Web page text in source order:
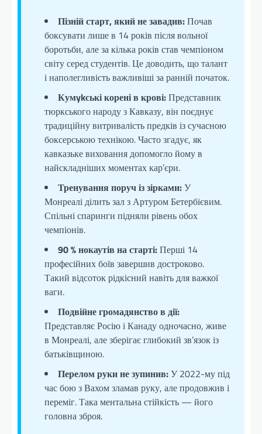
Пізній старт, який не завадив:Почав
боксувати лише в 14 років після вольної
боротьби, але за кілька років став чемпіоном
світу серед студентів. Це доводить, що талант
і наполегливість важливіші за ранній початок.
Кумykські корені в крові:Представник
тюркського народу з Кавказу, він поєднує
традиційну витривалість предків із сучасною
боксерською технікою. Часто згадує, як
кавказьке виховання допомогло йому в
найскладніших моментах кар’єри.
Тренування поруч із зірками:У
Монреалі ділить зал з Артуром Бетербієвим.
Спільні спаринги підняли рівень обох
чемпіонів.
90 % нокаутів на старті:Перші 14
професійних боїв завершив достроково.
Такий відсоток рідкісний навіть для важкої
ваги.
Подвійне громадянство в дії:
Представляє Росію і Канаду одночасно, живе
в Монреалі, але зберігає глибокий зв’язок із
батьківщиною.
Перелом руки не зупинив:У 2022-му під
час бою з Вахом зламав руку, але продовжив і
переміг. Така ментальна стійкість — його
головна зброя.